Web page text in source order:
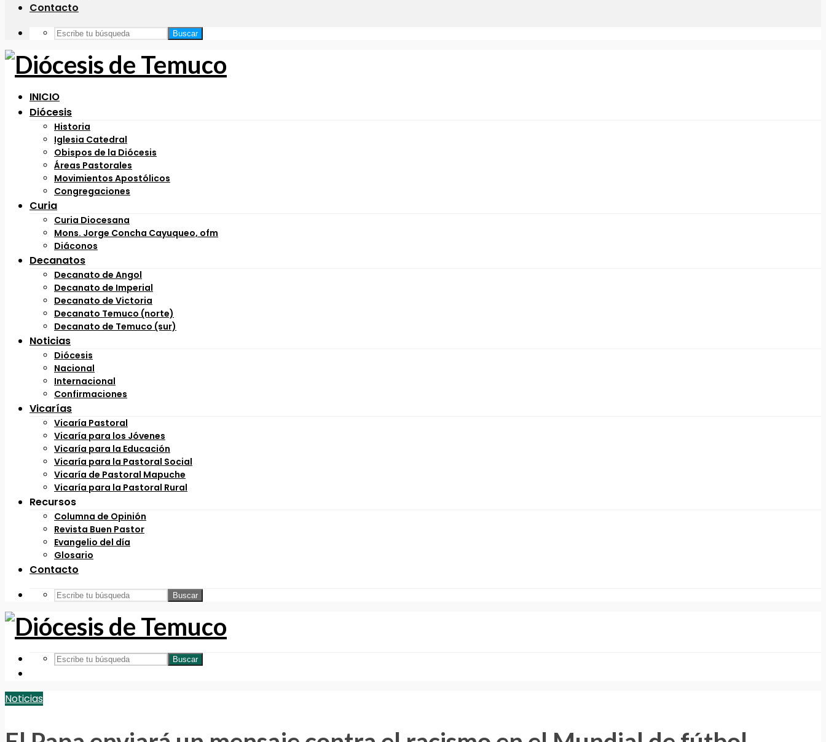
Contacto
Buscar
INICIO
Diócesis
Historia
Iglesia Catedral
Obispos de la Diócesis
Áreas Pastorales
Movimientos Apostólicos
Congregaciones
Curia
Curia Diocesana
Mons. Jorge Concha Cayuqueo, ofm
Diáconos
Decanatos
Decanato de Angol
Decanato de Imperial
Decanato de Victoria
Decanato Temuco (norte)
Decanato de Temuco (sur)
Noticias
Diócesis
Nacional
Internacional
Confirmaciones
Vicarías
Vicaría Pastoral
Vicaría para los Jóvenes
Vicaría para la Educación
Vicaría para la Pastoral Social
Vicaría de Pastoral Mapuche
Vicaría para la Pastoral Rural
Recursos
Columna de Opinión
Revista Buen Pastor
Evangelio del día
Glosario
Contacto
Buscar
Buscar
Noticias